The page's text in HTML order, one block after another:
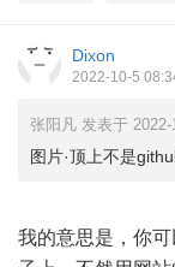
Dixon
2022-10-5
张阳凡 发表于 2022-
图片·顶上不是
我的意思是，你